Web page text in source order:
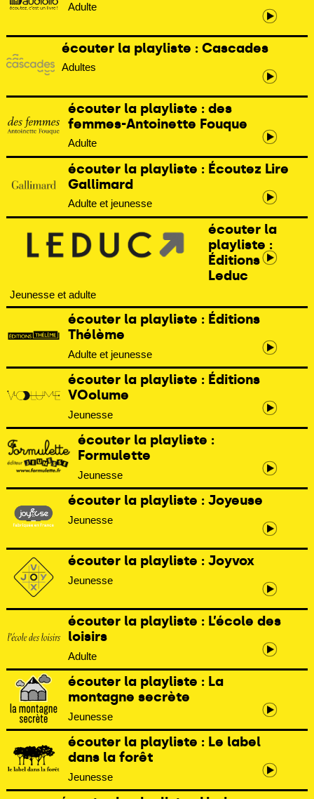
Adulte
écouter la playliste : Cascades
Adultes
écouter la playliste : des
femmes-Antoinette Fouque
Adulte
écouter la playliste : Écoutez Lire
Gallimard
Adulte et jeunesse
écouter la
playliste :
Éditions
Leduc
Jeunesse et adulte
écouter la playliste : Éditions
Thélème
Adulte et jeunesse
écouter la playliste : Éditions
VOolume
Jeunesse
écouter la playliste :
Formulette
Jeunesse
écouter la playliste : Joyeuse
Jeunesse
écouter la playliste : Joyvox
Jeunesse
écouter la playliste : L’école des
loisirs
Adulte
écouter la playliste : La
montagne secrète
Jeunesse
écouter la playliste : Le label
dans la forêt
Jeunesse